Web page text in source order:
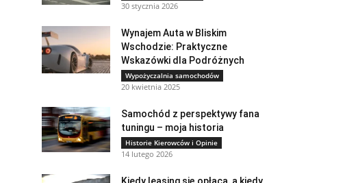
30 stycznia 2026
Wynajem Auta w Bliskim
Wschodzie: Praktyczne
Wskazówki dla Podróżnych
Wypożyczalnia samochodów
20 kwietnia 2025
Samochód z perspektywy fana
tuningu – moja historia
Historie Kierowców i Opinie
14 lutego 2026